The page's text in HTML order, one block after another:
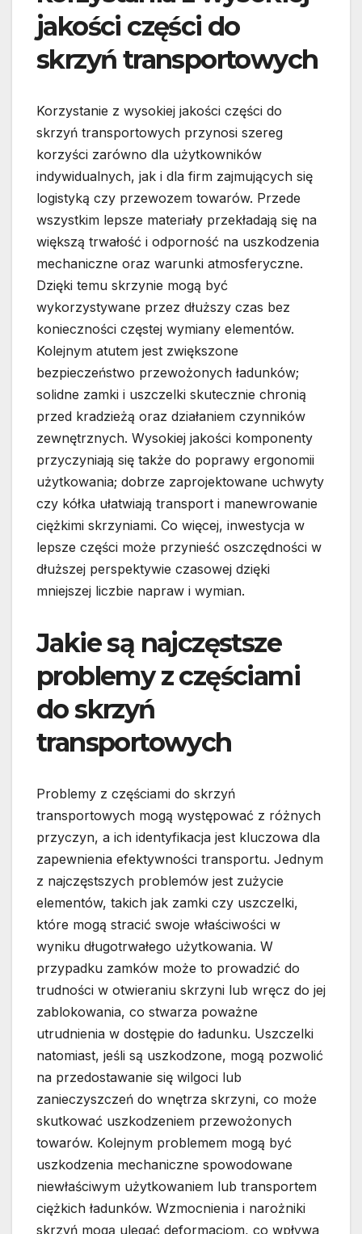
jakości części do
skrzyń transportowych
Korzystanie z wysokiej jakości części do
skrzyń transportowych przynosi szereg
korzyści zarówno dla użytkowników
indywidualnych, jak i dla firm zajmujących się
logistyką czy przewozem towarów. Przede
wszystkim lepsze materiały przekładają się na
większą trwałość i odporność na uszkodzenia
mechaniczne oraz warunki atmosferyczne.
Dzięki temu skrzynie mogą być
wykorzystywane przez dłuższy czas bez
konieczności częstej wymiany elementów.
Kolejnym atutem jest zwiększone
bezpieczeństwo przewożonych ładunków;
solidne zamki i uszczelki skutecznie chronią
przed kradzieżą oraz działaniem czynników
zewnętrznych. Wysokiej jakości komponenty
przyczyniają się także do poprawy ergonomii
użytkowania; dobrze zaprojektowane uchwyty
czy kółka ułatwiają transport i manewrowanie
ciężkimi skrzyniami. Co więcej, inwestycja w
lepsze części może przynieść oszczędności w
dłuższej perspektywie czasowej dzięki
mniejszej liczbie napraw i wymian.
Jakie są najczęstsze
problemy z częściami
do skrzyń
transportowych
Problemy z częściami do skrzyń
transportowych mogą występować z różnych
przyczyn, a ich identyfikacja jest kluczowa dla
zapewnienia efektywności transportu. Jednym
z najczęstszych problemów jest zużycie
elementów, takich jak zamki czy uszczelki,
które mogą stracić swoje właściwości w
wyniku długotrwałego użytkowania. W
przypadku zamków może to prowadzić do
trudności w otwieraniu skrzyni lub wręcz do jej
zablokowania, co stwarza poważne
utrudnienia w dostępie do ładunku. Uszczelki
natomiast, jeśli są uszkodzone, mogą pozwolić
na przedostawanie się wilgoci lub
zanieczyszczeń do wnętrza skrzyni, co może
skutkować uszkodzeniem przewożonych
towarów. Kolejnym problemem mogą być
uszkodzenia mechaniczne spowodowane
niewłaściwym użytkowaniem lub transportem
ciężkich ładunków. Wzmocnienia i narożniki
skrzyń mogą ulegać deformacjom, co wpływa